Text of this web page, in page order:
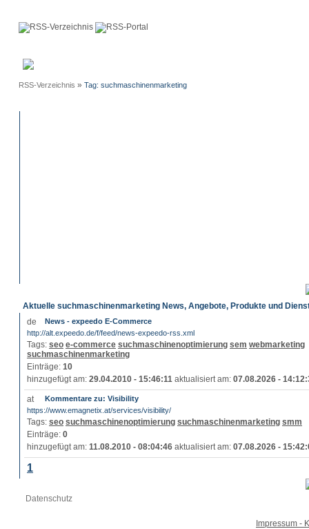
RSS-Verzeichnis » Tag: suchmaschinenmarketing
Aktuelle suchmaschinenmarketing News, Angebote, Produkte und
News - expeedo E-Commerce
http://alt.expeedo.de/f/feed/news-expeedo-rss.xml
Tags: seo e-commerce suchmaschinenoptimierung sem webmarketing
suchmaschinenmarketing
Einträge: 10
hinzugefügt am: 29.04.2010 - 15:46:11 aktualisiert am: 07.08.2026 -
Kommentare zu: Visibility
https://www.emagnetix.at/services/visibility/
Tags: seo suchmaschinenoptimierung suchmaschinenmarketing smm
Einträge: 0
hinzugefügt am: 11.08.2010 - 08:04:46 aktualisiert am: 07.08.2026 -
1
Datenschutz
Impressum -